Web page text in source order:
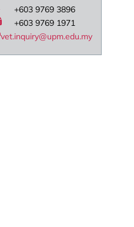
+603 9769 3896
+603 9769 1971
vet.inquiry@upm.edu.my